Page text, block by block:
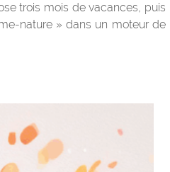
trois mois de vacances, puis
nature » dans un moteur de